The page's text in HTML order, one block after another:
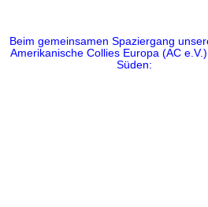
Beim gemeinsamen Spaziergang
Amerikanische Collies Europa (AC
Süden: